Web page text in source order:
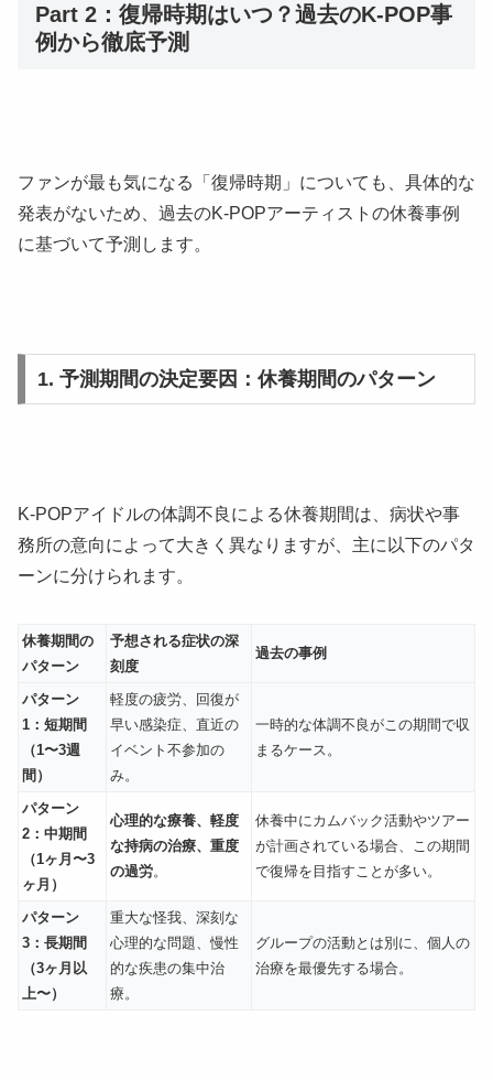
Part 2：復帰時期はいつ？過去のK-POP事
例から徹底予測
ファンが最も気になる「復帰時期」についても、具体的な
発表がないため、過去のK-POPアーティストの休養事例
に基づいて予測します。
1. 予測期間の決定要因：休養期間のパターン
K-POPアイドルの体調不良による休養期間は、病状や事
務所の意向によって大きく異なりますが、主に以下のパタ
ーンに分けられます。
休養期間の
パターン
予想される症状の深
刻度
過去の事例
パターン
1：短期間
（1〜3週
間）
軽度の疲労、回復が
早い感染症、直近の
イベント不参加の
み。
一時的な体調不良がこの期間で収
まるケース。
パターン
2：中期間
（1ヶ月〜3
ヶ月）
心理的な療養、軽度
な持病の治療、重度
の過労。
休養中にカムバック活動やツアー
が計画されている場合、この期間
で復帰を目指すことが多い。
パターン
3：長期間
（3ヶ月以
上〜）
重大な怪我、深刻な
心理的な問題、慢性
的な疾患の集中治
療。
グループの活動とは別に、個人の
治療を最優先する場合。